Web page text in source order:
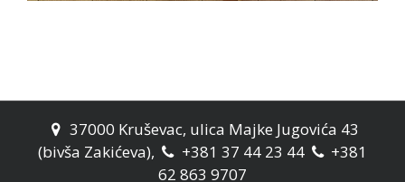
 37000 Kruševac, ulica Majke Jugovića 43
(bivša Zakićeva),  +381 37 44 23 44  +381
62 863 9707